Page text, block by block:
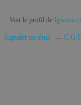
Voir le profil de Igwana
Signaler un abus